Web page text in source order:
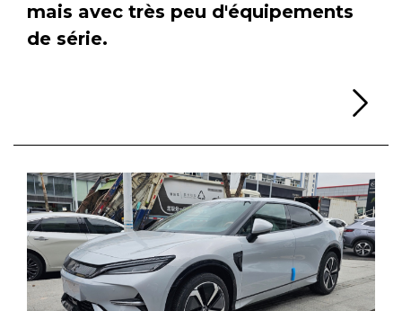
mais avec très peu d'équipements
de série.